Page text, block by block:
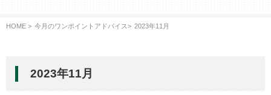
HOME > 今月のワンポイントアドバイス> 2023年11月
2023年11月